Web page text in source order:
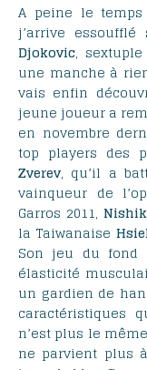
A peine le
j’arrive
Djokovic,
une manche à
vais enfin
jeune joueur a
en novembre
top players des
Zverev, qu’il a
vainqueur de
Garros 2011,
la Taiwanaise
Son jeu du fond
élasticité
un gardien de
caractéristiques
n’est plus le
ne parvient plus